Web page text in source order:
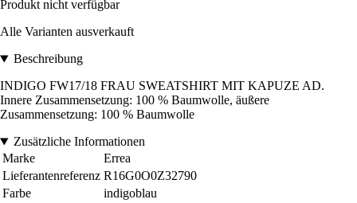
Produkt nicht verfügbar
Alle Varianten ausverkauft
Beschreibung
INDIGO FW17/18 FRAU SWEATSHIRT MIT KAPUZE AD.
Innere Zusammensetzung: 100 % Baumwolle, äußere
Zusammensetzung: 100 % Baumwolle
Zusätzliche Informationen
Marke
Errea
Lieferantenreferenz R16G0O0Z32790
Farbe
indigoblau